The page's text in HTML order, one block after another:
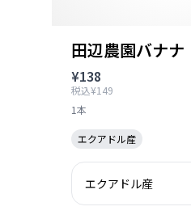
田辺農園バナナ
¥138
税込¥149
1本
エクアドル産
エクアドル産